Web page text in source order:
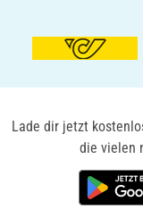
Lade dir jetzt
die vielen